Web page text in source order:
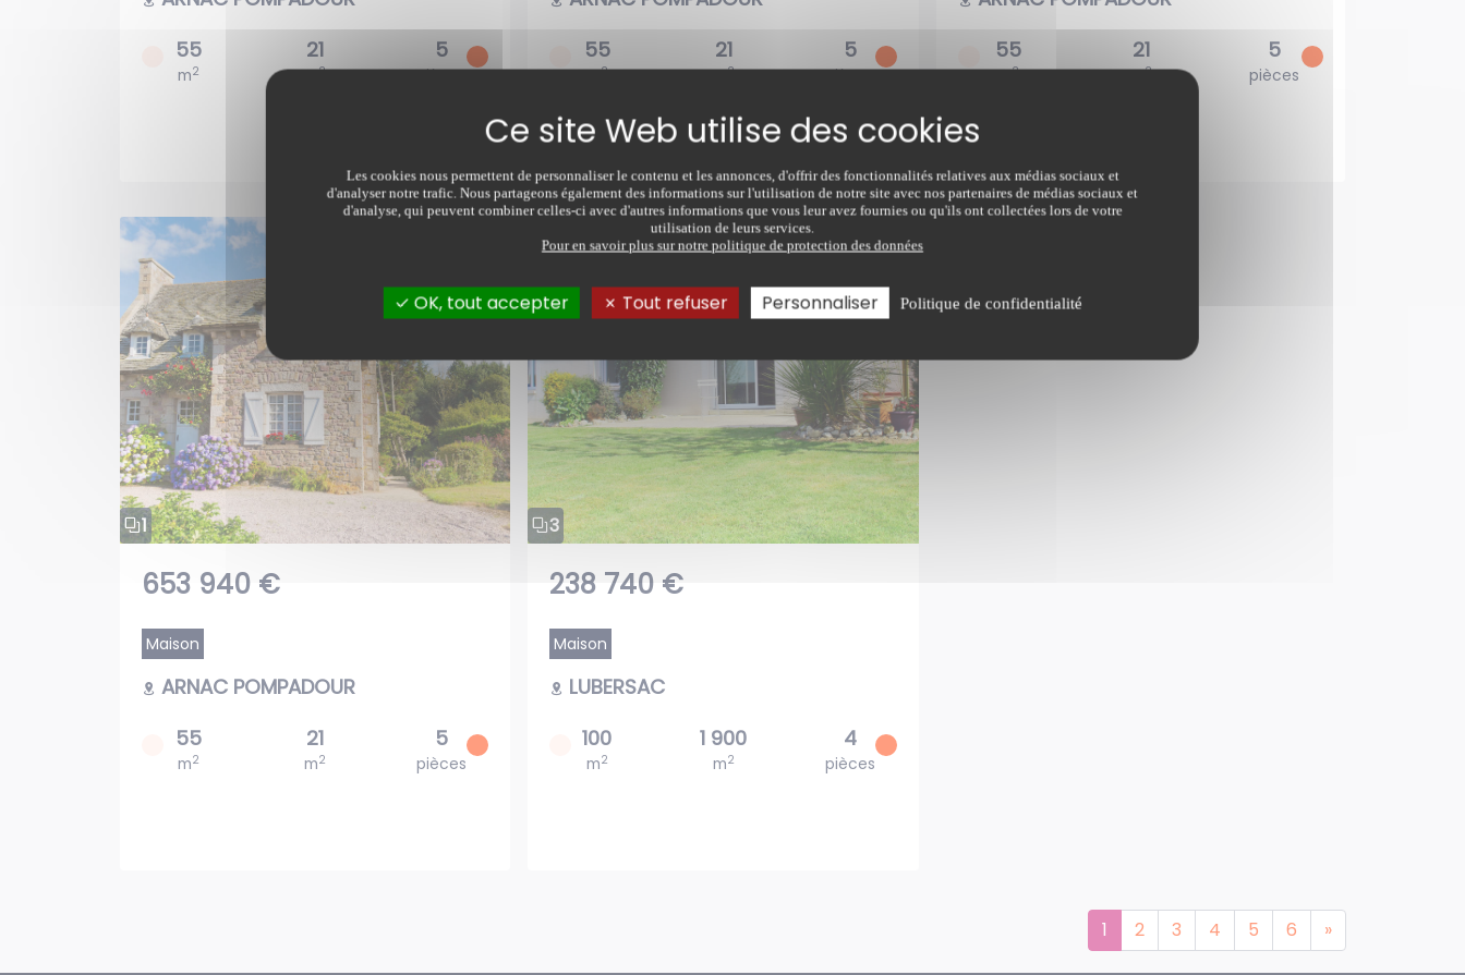
55
m2
21
m2
5
pièces chb
55
m2
21
m2
5
pièces chb
55
m2
21
m2
5
pièces
1
653 940 €
Maison
ARNAC POMPADOUR
55
m2
21
m2
5
pièces
3
238 740 €
Maison
LUBERSAC
100
m2
1 900
m2
4
pièces
1 2 3 4 5 6 »Next
Les cookies nous permettent de personnaliser le contenu et les annonces, d'offrir des fonctionnalités relatives aux médias sociaux et
d'analyser notre trafic. Nous partageons également des informations sur l'utilisation de notre site avec nos partenaires de médias sociaux et
d'analyse, qui peuvent combiner celles-ci avec d'autres informations que vous leur avez fournies ou qu'ils ont collectées lors de votre
utilisation de leurs services.
Pour en savoir plus sur notre politique de protection des données
OK, tout accepter Tout refuser Personnaliser Politique de confidentialité